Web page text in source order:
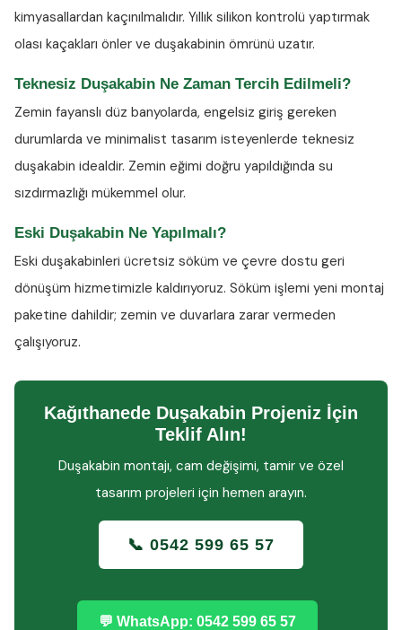
kimyasallardan kaçınılmalıdır. Yıllık silikon kontrolü yaptırmak
olası kaçakları önler ve duşakabinin ömrünü uzatır.
Teknesiz Duşakabin Ne Zaman Tercih Edilmeli?
Zemin fayanslı düz banyolarda, engelsiz giriş gereken
durumlarda ve minimalist tasarım isteyenlerde teknesiz
duşakabin idealdir. Zemin eğimi doğru yapıldığında su
sızdırmazlığı mükemmel olur.
Eski Duşakabin Ne Yapılmalı?
Eski duşakabinleri ücretsiz söküm ve çevre dostu geri
dönüşüm hizmetimizle kaldırıyoruz. Söküm işlemi yeni montaj
paketine dahildir; zemin ve duvarlara zarar vermeden
çalışıyoruz.
Kağıthanede Duşakabin Projeniz İçin
Teklif Alın!
Duşakabin montajı, cam değişimi, tamir ve özel
tasarım projeleri için hemen arayın.
📞 0542 599 65 57
💬 WhatsApp: 0542 599 65 57